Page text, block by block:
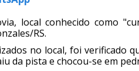
local conhecido como
RS.
no local, foi verificado
da pista e chocou-se em